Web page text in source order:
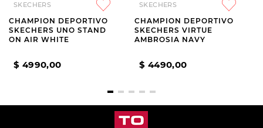
SKECHERS
CHAMPION DEPORTIVO
SKECHERS UNO STAND
ON AIR WHITE
$ 4990,00
SKECHERS
CHAMPION DEPORTIVO
SKECHERS VIRTUE
AMBROSIA NAVY
$ 4490,00